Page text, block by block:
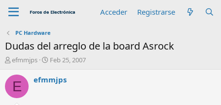
Acceder Registrarse
PC Hardware
Dudas del arreglo de la board Asrock
A
t
o
r
efmmjps
F
c
Feb 25, 2007
E efmmjps